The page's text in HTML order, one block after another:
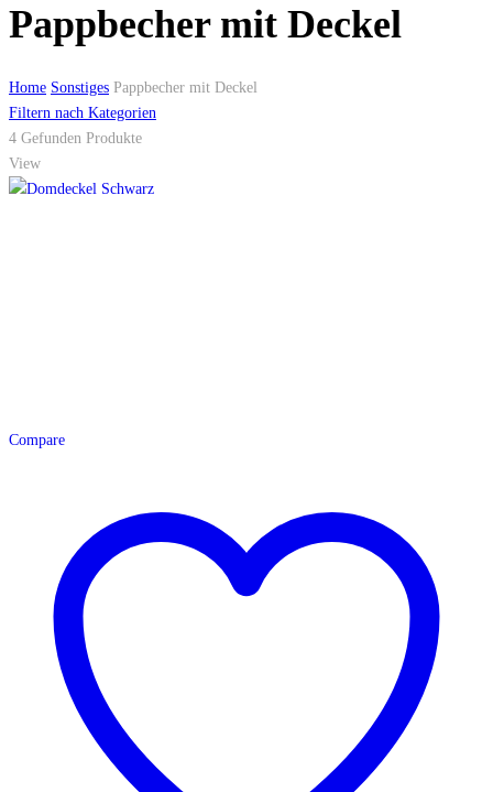
Pappbecher mit Deckel
Home Sonstiges Pappbecher mit Deckel
Filtern nach Kategorien
4 Gefunden Produkte
View
Compare